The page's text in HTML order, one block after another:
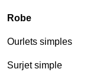
Robe
Ourlets simples
Surjet simple